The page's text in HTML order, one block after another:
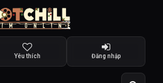
Yêu thích Đăng nhập